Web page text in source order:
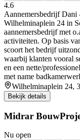
4.6
Aannemersbedrijf Dani
Wilhelminaplein 24 in
aannemersbedrijf met
activiteiten. Op basis
scoort het bedrijf
waarbij klanten vooral
en een nette/
met name
Wilhelminaplein 24,
Bekijk details
Midrar
Nu open